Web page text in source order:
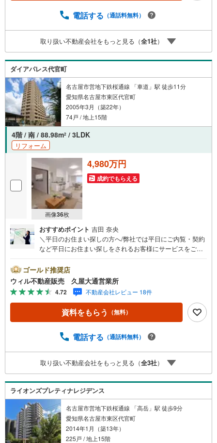
ズスペースあり◎営業時間 10:00～19:00（定休日無し） 上
軽にご連絡下さい！現地を見学される場合は「室内・現地
を見学する（無料）」ボタンよりご希望の日時をご記入い
ただけますとスムーズにご案内が可能です。
電話する （通話料無料）
取り扱い不動産会社をもっと見る（全1社）
ダイアパレス代官町
名古屋市営地下鉄桜通線 「車道」駅 徒歩11分
愛知県名古屋市東区代官町
2005年3月（築22年）
74戸 / 地上15階
4階 / 南 / 88.98m2 / 3LDK
リフォーム
画像36枚
4,980万円
成約でもらえる
おすすめポイント 吉田 奈央
＼平日のお住まい探しの方へ/弊社では平日にご内覧・契約
など平日にお住まい探しをされるお客様にサービスをご用
時まで”毎日”営業しています。事前にご予約頂きましたら営
業時間外でのご内覧もご対応いたします。＼本物件の他に
も気になる物件がある方へ/不動産業者間で不動産情報が共
有されているので、名古屋市全域や、その他隣接エリアで
もご内覧が可能です！ 【ウィル不動産販売 久屋大通営業
所】◎地下鉄東山線「栄」駅7A出口から徒歩1分、名城線
ズスペースあり◎営業時間 10:00～19:00（定休日無し） 上
軽にご連絡下さい！現地を見学される場合は「室内・現地
を見学する（無料）」ボタンよりご希望の日時をご記入い
ただけますとスムーズにご案内が可能です。
ゴールド推奨店
ウィル不動産販売 久屋大通営業所
4.72 不動産会社レビュー 18件
資料をもらう （無料）
電話する （通話料無料）
取り扱い不動産会社をもっと見る（全3社）
ライオンズプレティナレジデンス
名古屋市営地下鉄桜通線 「高岳」駅 徒歩9分
愛知県名古屋市東区代官町
2014年1月（築13年）
225戸 / 地上15階